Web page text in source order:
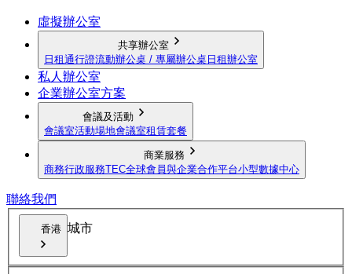
虛擬辦公室
共享辦公室
日租通行證流動辦公桌 / 專屬辦公桌 日租辦公室
私人辦公室
企業辦公室方案
會議及活動
會議室活動場地會議室租賃套餐
商業服務
商務行政服務TEC全球會員與企業合作平台小型數據中心
聯絡我們
香港 城市